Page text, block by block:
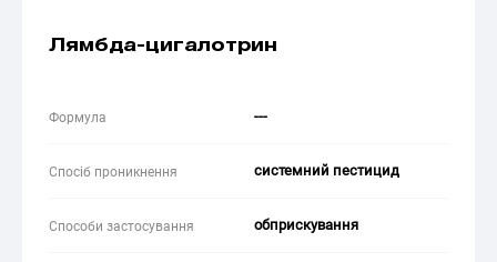
Лямбда-цигалотрин
Формула ---
Спосіб проникнення системний пестицид
Способи застосування обприскування